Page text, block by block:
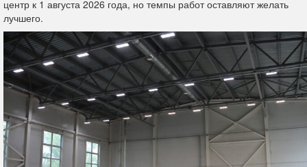
центр к 1 августа 2026 года, но темпы работ оставляют желать
лучшего.